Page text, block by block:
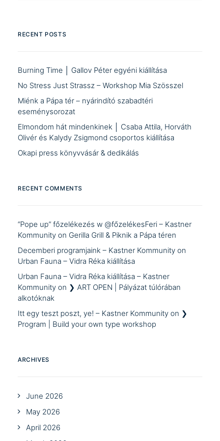
RECENT POSTS
Burning Time │ Gallov Péter egyéni kiállítása
No Stress Just Strassz – Workshop Mia Szösszel
Miénk a Pápa tér – nyárindító szabadtéri
eseménysorozat
Elmondom hát mindenkinek │ Csaba Attila, Horváth
Olivér és Kalydy Zsigmond csoportos kiállítása
Okapi press könyvvásár & dedikálás
RECENT COMMENTS
“Pope up” főzelékezés w @főzelékesFeri – Kastner
Kommunity on Gerilla Grill & Piknik a Pápa téren
Decemberi programjaink – Kastner Kommunity on
Urban Fauna – Vidra Réka kiállítása
Urban Fauna – Vidra Réka kiállítása – Kastner
Kommunity on ❯ ART OPEN | Pályázat túlórában
alkotóknak
Itt egy teszt poszt, ye! – Kastner Kommunity on ❯
Program | Build your own type workshop
ARCHIVES
June 2026
May 2026
April 2026